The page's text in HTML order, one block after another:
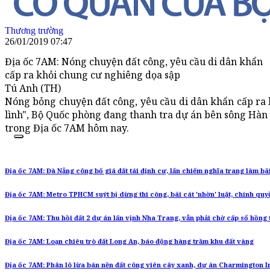
Thương trường
26/01/2019 07:47
Địa ốc 7AM: Nóng chuyện đất công, yêu cầu di dân khẩn
cấp ra khỏi chung cư nghiêng dọa sập
Tú Anh (TH)
Nóng bỏng chuyện đất công, yêu cầu di dân khẩn cấp
lình", Bộ Quốc phòng đang thanh tra dự án bên sông
trong Địa ốc 7AM hôm nay.
Địa ốc 7AM: Đà Nẵng công bố giá đất tái định cư, lấn chiếm nghĩa trang làm
Địa ốc 7AM: Metro TPHCM suýt bị dừng thi công, bãi cát 'nhờn' luật, chính
Địa ốc 7AM: Thu hồi đất 2 dự án lấn vịnh Nha Trang, vẫn phải chờ cấp sổ
Địa ốc 7AM: Loạn chiêu trò đất Long An, báo động hàng trăm khu đất vàng
Địa ốc 7AM: Phân lô lừa bán nền đất công viên cây xanh, dự án Charmington